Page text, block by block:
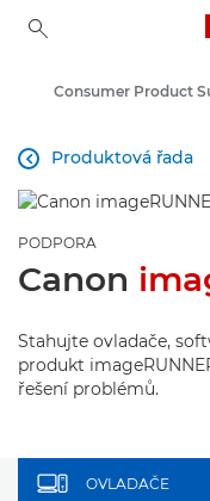
Consumer Product
Produktová řada

PODPORA
Canon
Stahujte ovladače,
produkt
řešení problémů.
OVLADAČE